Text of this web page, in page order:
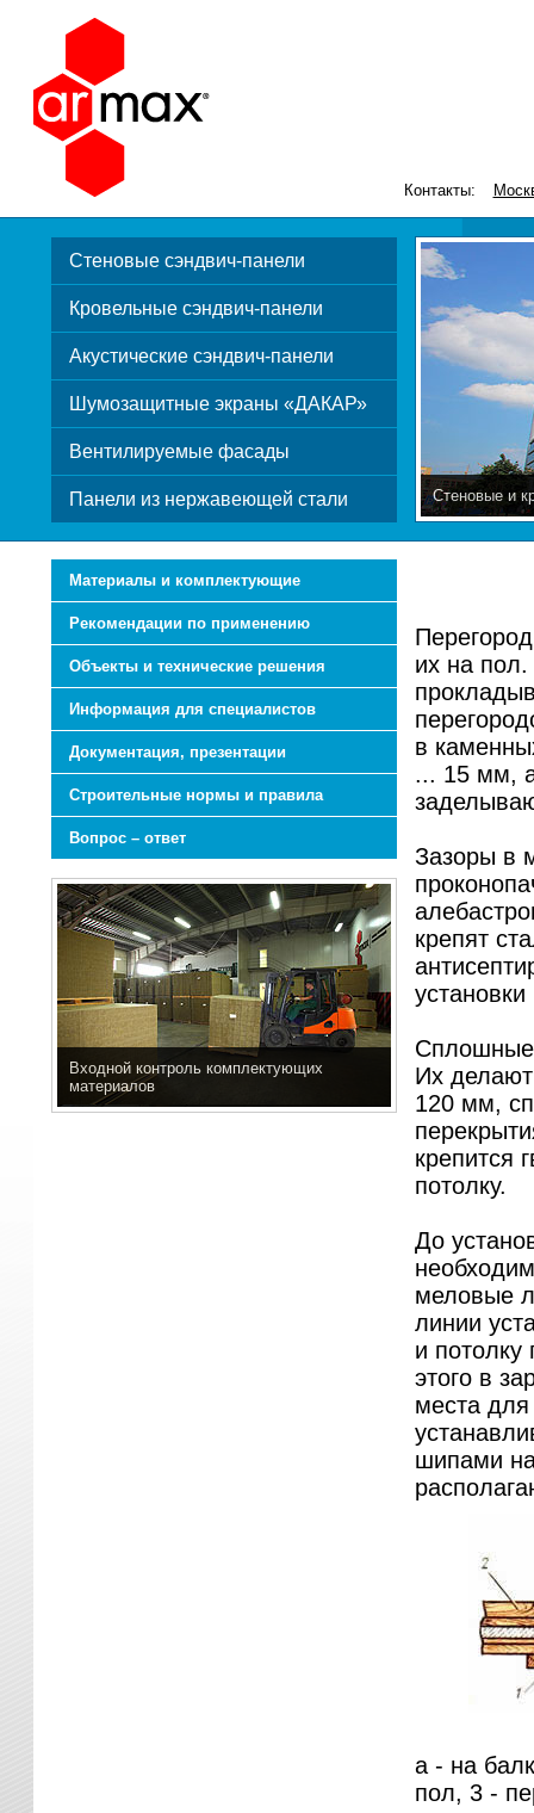
Контакты:
Стеновые сэндвич-панели
Кровельные сэндвич-панели
Акустические сэндвич-панели
Шумозащитные экраны «ДАКАР»
Вентилируемые фасады
Панели из нержавеющей стали Стеновые и
Материалы и комплектующие
Рекомендации по применению
Объекты и технические решения
Информация для специалистов
Документация, презентации
Строительные нормы и правила
Вопрос – ответ
Входной контроль комплектующих
материалов
их на пол.
в
... 15 мм,
Зазоры в
крепят
Сплошные
Их
120 мм,
крепится
потолку.
До
меловые
линии
и
этого в
места
шипами
а - на
пол, 3 -